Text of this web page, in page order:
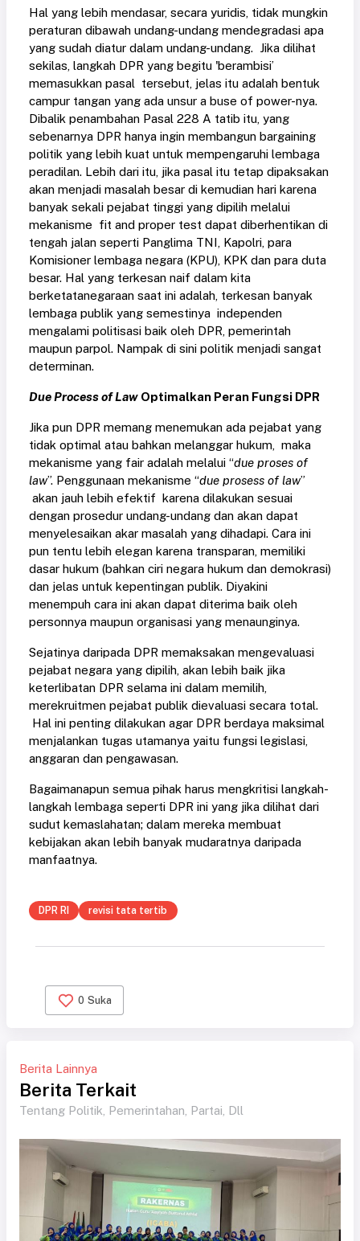
Hal yang lebih mendasar, secara yuridis, tidak mungkin
peraturan dibawah undang-undang mendegradasi apa
yang sudah diatur dalam undang-undang. Jika dilihat
sekilas, langkah DPR yang begitu 'berambisi’
memasukkan pasal tersebut, jelas itu adalah bentuk
campur tangan yang ada unsur a buse of power-nya.
Dibalik penambahan Pasal 228 A tatib itu, yang
sebenarnya DPR hanya ingin membangun bargaining
politik yang lebih kuat untuk mempengaruhi lembaga
peradilan. Lebih dari itu, jika pasal itu tetap dipaksakan
akan menjadi masalah besar di kemudian hari karena
banyak sekali pejabat tinggi yang dipilih melalui
mekanisme fit and proper test dapat diberhentikan di
tengah jalan seperti Panglima TNI, Kapolri, para
Komisioner lembaga negara (KPU), KPK dan para duta
besar. Hal yang terkesan naif dalam kita
berketatanegaraan saat ini adalah, terkesan banyak
lembaga publik yang semestinya independen
mengalami politisasi baik oleh DPR, pemerintah
maupun parpol. Nampak di sini politik menjadi sangat
determinan.
Due Process of Law Optimalkan Peran Fungsi DPR
Jika pun DPR memang menemukan ada pejabat yang
tidak optimal atau bahkan melanggar hukum, maka
mekanisme yang fair adalah melalui “due proses of
law”. Penggunaan mekanisme “due prosess of law”
akan jauh lebih efektif karena dilakukan sesuai
dengan prosedur undang-undang dan akan dapat
menyelesaikan akar masalah yang dihadapi. Cara ini
pun tentu lebih elegan karena transparan, memiliki
dasar hukum (bahkan ciri negara hukum dan demokrasi)
dan jelas untuk kepentingan publik. Diyakini
menempuh cara ini akan dapat diterima baik oleh
personnya maupun organisasi yang menaunginya.
Sejatinya daripada DPR memaksakan mengevaluasi
pejabat negara yang dipilih, akan lebih baik jika
keterlibatan DPR selama ini dalam memilih,
merekruitmen pejabat publik dievaluasi secara total.
Hal ini penting dilakukan agar DPR berdaya maksimal
menjalankan tugas utamanya yaitu fungsi legislasi,
anggaran dan pengawasan.
Bagaimanapun semua pihak harus mengkritisi langkah-
langkah lembaga seperti DPR ini yang jika dilihat dari
sudut kemaslahatan; dalam mereka membuat
kebijakan akan lebih banyak mudaratnya daripada
manfaatnya.
DPR RI revisi tata tertib
0 Suka
Berita Lainnya
Berita Terkait
Tentang Politik, Pemerintahan, Partai, Dll